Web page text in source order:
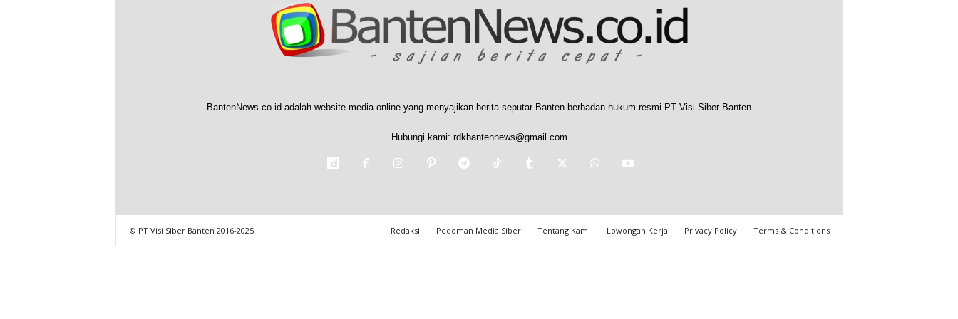
BantenNews.co.id adalah website media online yang menyajikan berita seputar Banten berbadan hukum resmi PT Visi Siber Banten
Hubungi kami: rdkbantennews@gmail.com
Redaksi Pedoman Media Siber Tentang Kami Lowongan Kerja Privacy Policy Terms & Conditions
© PT Visi Siber Banten 2016-2025